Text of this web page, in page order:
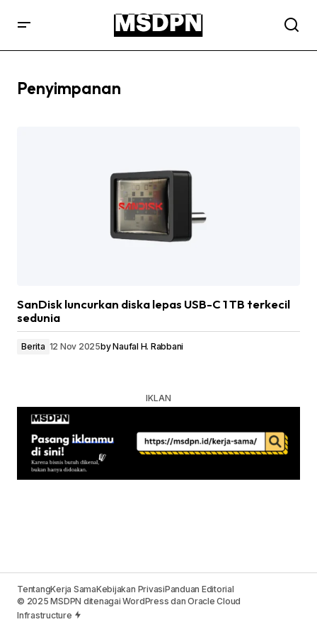
Penyimpanan
SanDisk luncurkan diska lepas USB-C 1 TB terkecil
sedunia
Berita 12 Nov 2025byNaufal H. Rabbani
TentangKerja SamaKebijakan PrivasiPanduan Editorial
© 2025 MSDPN ditenagai WordPress dan Oracle Cloud
Infrastructure